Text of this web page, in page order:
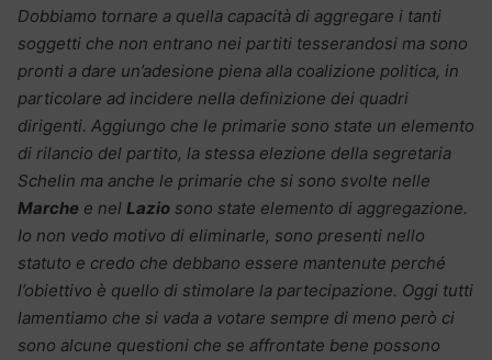
Dobbiamo tornare a quella capacità di aggregare i tanti
soggetti che non entrano nei partiti tesserandosi ma sono
pronti a dare un’adesione piena alla coalizione politica, in
particolare ad incidere nella definizione dei quadri
dirigenti. Aggiungo che le primarie sono state un elemento
di rilancio del partito, la stessa elezione della segretaria
Schelin ma anche le primarie che si sono svolte nelle
Marche e nel Lazio sono state elemento di aggregazione.
Io non vedo motivo di eliminarle, sono presenti nello
statuto e credo che debbano essere mantenute perché
l’obiettivo è quello di stimolare la partecipazione. Oggi tutti
lamentiamo che si vada a votare sempre di meno però ci
sono alcune questioni che se affrontate bene possono